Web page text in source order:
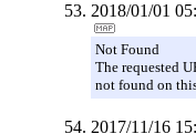
2018/01/01
Not Found
The requested
not found on
2017/11/16